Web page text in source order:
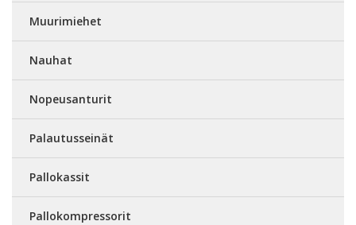
Muurimiehet
Nauhat
Nopeusanturit
Palautusseinät
Pallokassit
Pallokompressorit